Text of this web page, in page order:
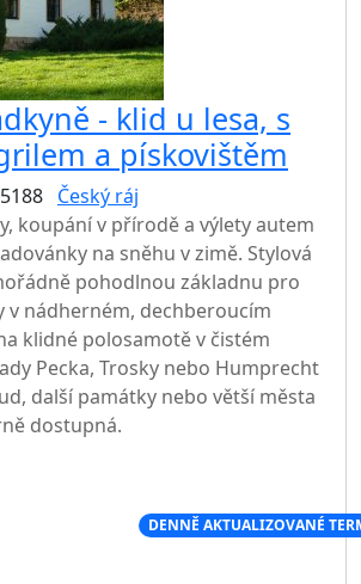
- klid u lesa, s
a pískovištěm
Český ráj
koupání v přírodě a výlety autem
na sněhu v zimě. Stylová
pohodlnou základnu pro
v nádherném, dechberoucím
klidné polosamotě v čistém
Pecka, Trosky nebo Humprecht
další památky nebo větší města
dostupná.
DENNĚ AKTUALIZOVANÉ